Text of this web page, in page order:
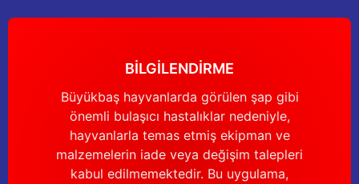
BİLGİLENDİRME
Büyükbaş hayvanlarda görülen şap gibi
önemli bulaşıcı hastalıklar nedeniyle,
hayvanlarla temas etmiş ekipman ve
malzemelerin iade veya değişim talepleri
kabul edilmemektedir. Bu uygulama,